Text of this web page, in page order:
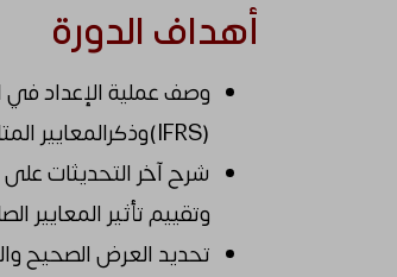
أهداف الدورة
وصف عملية الإعداد في
(IFRS)وذكرالمعايير المتاحة حاليًا
وتقييم تأثير
تحديد العرض الصحيح